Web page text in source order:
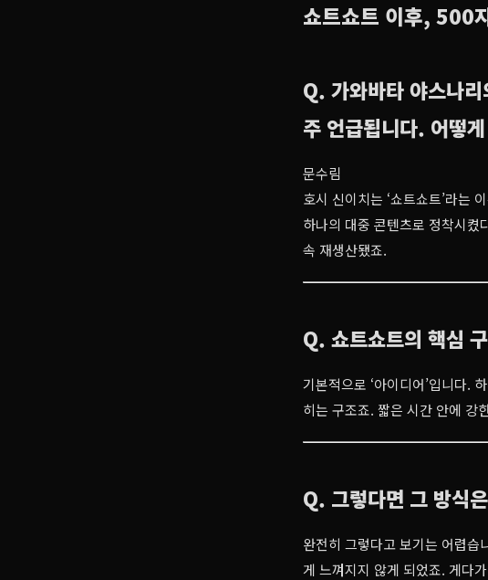
쇼트쇼트 이후, 500
Q. 가와바타 야스나
주 언급됩니다. 어떻
문수림
호시 신이치는 ‘쇼트쇼트’라는
하나의 대중 콘텐츠로 정착시켰
속 재생산됐죠.
Q. 쇼트쇼트의 핵심
기본적으로 ‘아이디어’입니다.
히는 구조죠. 짧은 시간 안에 강
Q. 그렇다면 그 방식
완전히 그렇다고 보기는 어렵습
게 느껴지지 않게 되었죠. 게다